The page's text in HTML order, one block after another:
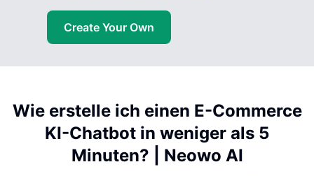
Create Your Own
Wie erstelle ich einen E-Commerce
KI-Chatbot in weniger als 5
Minuten? | Neowo AI